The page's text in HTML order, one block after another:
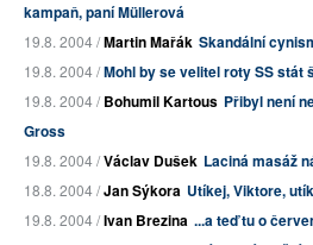
kampaň, paní Müllerová
19.8. 2004 /Martin Mařák Skandální
19.8. 2004 /Mohl by se velitel roty SS stát
19.8. 2004 /Bohumil Kartous Přibyl není
Gross
19.8. 2004 /Václav Dušek Laciná masáž
18.8. 2004 /Jan Sýkora Utíkej, Viktore,
19.8. 2004 /Ivan Brezina ...a teď tu o